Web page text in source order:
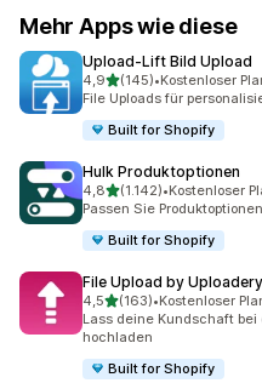
Mehr Apps wie diese
Upload‑Lift Bild Upload
4,9von 5 Sternen
(145)
145 Rezensionen insgesamt
•Kostenloser
File Uploads für
Built for Shopify
Hulk Produktoptionen
4,8von 5 Sternen
(1.142)
1142 Rezensionen
•Kostenloser
Passen Sie
Built for Shopify
File Upload by Uploadery
4,5von 5 Sternen
(163)
163 Rezensionen
•Kostenloser
Lass deine Kundschaft
hochladen
Built for Shopify